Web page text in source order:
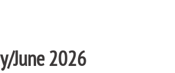
June 2026